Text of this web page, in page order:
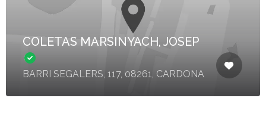
COLETAS MARSINYACH, JOSEP
BARRI SEGALERS, 117, 08261, CARDONA